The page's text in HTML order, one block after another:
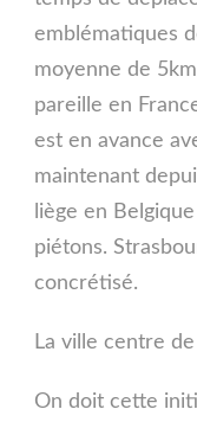
emblématiques
moyenne de
pareille en
est en avance
maintenant
liège en
piétons.
concrétisé.
La ville centre
On doit cette